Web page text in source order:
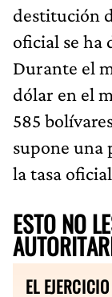
destitución
oficial se ha
Durante el
dólar en el
585
supone una
la tasa
ESTO NO
EL